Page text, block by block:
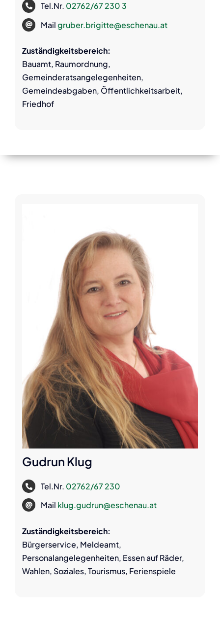
Tel.Nr. 02762/67 230 3
Mailgruber.brigitte@eschenau.at
Zuständigkeitsbereich:
Bauamt, Raumordnung,
Gemeinderatsangelegenheiten,
Gemeindeabgaben, Öffentlichkeitsarbeit,
Friedhof
Gudrun Klug
Tel.Nr. 02762/67 230
Mail klug.gudrun@eschenau.at
Zuständigkeitsbereich:
Bürgerservice, Meldeamt,
Personalangelegenheiten, Essen auf Räder,
Wahlen, Soziales, Tourismus, Ferienspiele